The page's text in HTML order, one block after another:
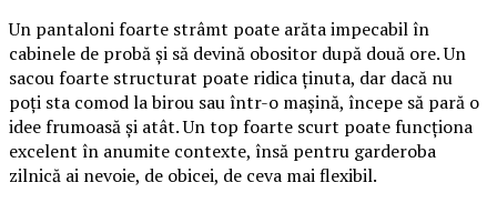
Un pantaloni foarte strâmt poate arăta impecabil în
cabinele de probă și să devină obositor după două ore. Un
sacou foarte structurat poate ridica ținuta, dar dacă nu
poți sta comod la birou sau într-o mașină, începe să pară o
idee frumoasă și atât. Un top foarte scurt poate funcționa
excelent în anumite contexte, însă pentru garderoba
zilnică ai nevoie, de obicei, de ceva mai flexibil.